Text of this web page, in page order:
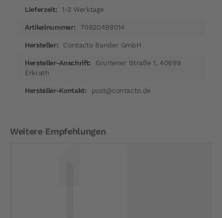
1-2 Werktage
70820499014
Contacto Bander GmbH
Gruitener Straße 1, 40699
Erkrath
post@contacto.de
Weitere Empfehlungen